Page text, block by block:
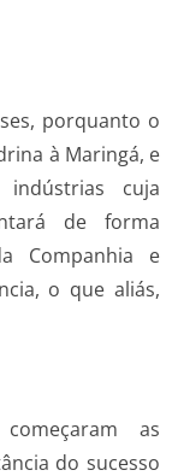
porquanto o
à Maringá, e
indústrias cuja
de forma
Companhia e
o que aliás,
as
do sucesso